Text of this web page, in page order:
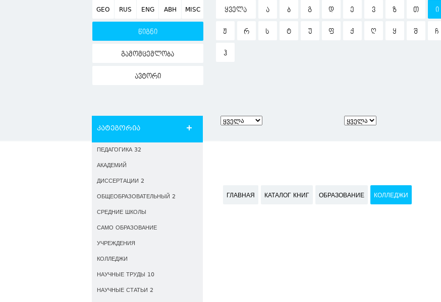
GEO RUS ENG ABH MISC
წიგნი
გამომცემლობა
ავტორი
ᲧᲕᲔᲚᲐ Ა Ბ Გ Დ Ე Ვ Ზ Თ Ი
Ჟ Რ Ს Ტ Უ Ფ Ქ Ღ Ყ Შ Ჩ
Ჰ
კატეგორია
ПЕДАГОГИКА 32
АКАДЕМИЙ
ДИССЕРТАЦИИ 2
ОБЩЕОБРАЗОВАТЕЛЬНЫЙ 2
СРЕДНИЕ ШКОЛЫ
САМО ОБРАЗОВАНИЕ
УЧРЕЖДЕНИЯ
КОЛЛЕДЖИ
НАУЧНЫЕ ТРУДЫ 10
НАУЧНЫЕ СТАТЬИ 2
ГЛАВНАЯ КАТАЛОГ КНИГ ОБРАЗОВАНИЕ КОЛЛЕДЖИ